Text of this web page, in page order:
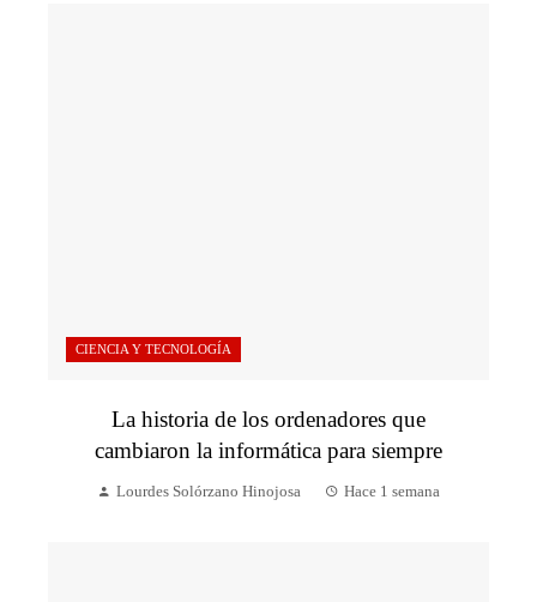
CIENCIA Y TECNOLOGÍA
La historia de los ordenadores que
cambiaron la informática para siempre
Lourdes Solórzano Hinojosa Hace 1 semana